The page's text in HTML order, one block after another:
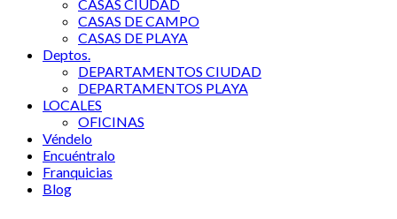
CASAS CIUDAD
CASAS DE CAMPO
CASAS DE PLAYA
Deptos.
DEPARTAMENTOS CIUDAD
DEPARTAMENTOS PLAYA
LOCALES
OFICINAS
Véndelo
Encuéntralo
Franquicias
Blog